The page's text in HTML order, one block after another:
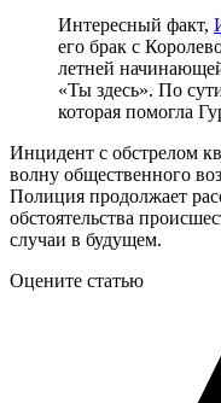
Интересный факт,
его брак с
летней
«Ты здесь». По
которая помогла
Инцидент с обстрелом
волну общественного
Полиция продолжает
обстоятельства
случаи в будущем.
Оцените статью